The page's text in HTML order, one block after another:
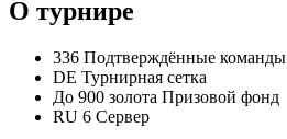
О турнире
336 Подтверждённые команды
DE Турнирная сетка
До 900 золота Призовой фонд
RU 6 Сервер